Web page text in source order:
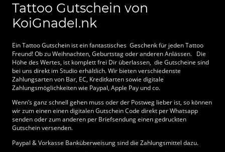
Tattoo Gutschein von
KoiGnadeI.nk
Ein Tattoo Gutschein ist ein fantastisches Geschenk für jeden Tattoo
Freund! Ob zu Weihnachten, Geburtstag oder anderen Anlässen. Die
Höhe des Wertes, ist komplett frei Dir überlassen, die Gutscheine sind
bei uns direkt im Studio erhältlich. Wir bieten verschiedenste
Zahlungsarten von Bar, EC, Kreditkarten sowie digitale
Zahlungsmöglichkeiten wie Paypal, Apple Pay und co.
Wenn’s ganz schnell gehen muss oder der Postweg lieber ist, so können
wir zum einen einen digitalen Gutschein Code direkt per Whatsapp
senden oder zum anderen per Briefsendung einen gedruckten
Gutschein versenden.
Paypal & Vorkasse Banküberweisung sind die Zahlungsmittel dazu.